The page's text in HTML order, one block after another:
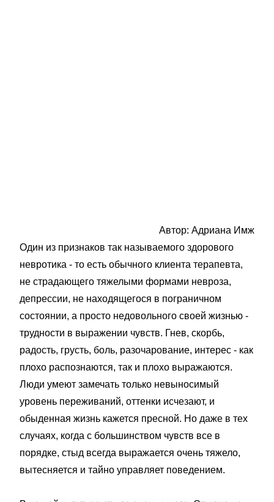
Автор: Адриана Имж
Один из признаков так называемого здорового
невротика - то есть обычного клиента терапевта,
не страдающего тяжелыми формами невроза,
депрессии, не находящегося в пограничном
состоянии, а просто недовольного своей жизнью -
трудности в выражении чувств. Гнев, скорбь,
радость, грусть, боль, разочарование, интерес - как
плохо распознаются, так и плохо выражаются.
Люди умеют замечать только невыносимый
уровень переживаний, оттенки исчезают, и
обыденная жизнь кажется пресной. Но даже в тех
случаях, когда с большинством чувств все в
порядке, стыд всегда выражается очень тяжело,
вытесняется и тайно управляет поведением.